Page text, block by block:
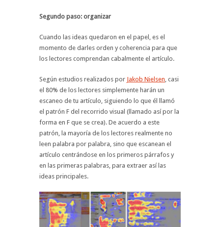
Segundo paso: organizar
Cuando las ideas quedaron en el papel, es el
momento de darles orden y coherencia para que
los lectores comprendan cabalmente el artículo.
Según estudios realizados por Jakob Nielsen, casi
el 80% de los lectores simplemente harán un
escaneo de tu artículo, siguiendo lo que él llamó
el patrón F del recorrido visual (llamado así por la
forma en F que se crea). De acuerdo a este
patrón, la mayoría de los lectores realmente no
leen palabra por palabra, sino que escanean el
artículo centrándose en los primeros párrafos y
en las primeras palabras, para extraer así las
ideas principales.